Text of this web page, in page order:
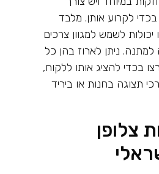
לקרוע אותן. מלבד
לשמש למגוון צרכים
למתנה. ניתן לארוז בהן כל
בכדי להציג אותו ללקוח,
תצוגה בחנות או ביריד
צלופן